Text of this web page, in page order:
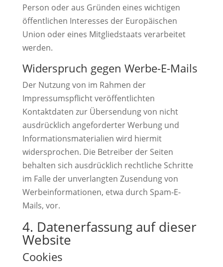
Person oder aus Gründen eines wichtigen
öffentlichen Interesses der Europäischen
Union oder eines Mitgliedstaats verarbeitet
werden.
Widerspruch gegen Werbe-E-Mails
Der Nutzung von im Rahmen der
Impressumspflicht veröffentlichten
Kontaktdaten zur Übersendung von nicht
ausdrücklich angeforderter Werbung und
Informationsmaterialien wird hiermit
widersprochen. Die Betreiber der Seiten
behalten sich ausdrücklich rechtliche Schritte
im Falle der unverlangten Zusendung von
Werbeinformationen, etwa durch Spam-E-
Mails, vor.
4. Datenerfassung auf dieser
Website
Cookies